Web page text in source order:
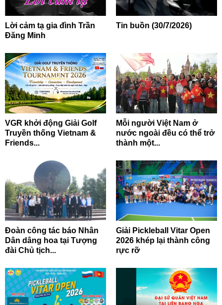
Lời cảm tạ gia đình Trần
Đăng Minh
Tin buồn (30/7/2026)
VGR khởi động Giải Golf
Truyền thống Vietnam &
Friends...
Mỗi người Việt Nam ở
nước ngoài đều có thể trở
thành một...
Đoàn công tác báo Nhân
Dân dâng hoa tại Tượng
đài Chủ tịch...
Giải Pickleball Vitar Open
2026 khép lại thành công
rực rỡ